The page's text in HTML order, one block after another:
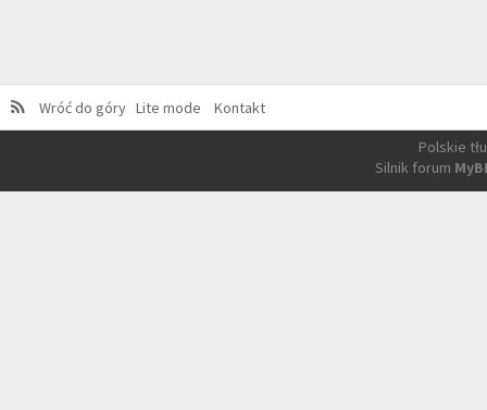
Wróć do góry Lite mode
Kontakt
Polskie
Silnik forum